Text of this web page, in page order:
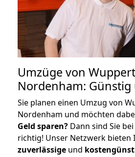
Umzüge von
Nordenham: Günstig
Sie planen einen Umzug von
Nordenham und möchten
Geld sparen? Dann sind Sie
richtig! Unser Netzwerk bieten
zuverlässige und